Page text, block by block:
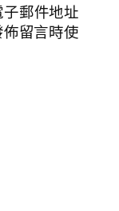
郵件地址
留言時使